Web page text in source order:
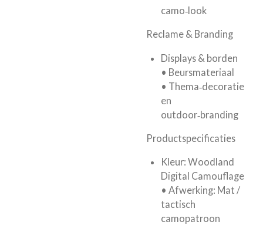
camo‑look
Reclame & Branding
Displays & borden
• Beursmateriaal
• Thema‑decoratie
en
outdoor‑branding
Productspecificaties
Kleur: Woodland
Digital Camouflage
• Afwerking: Mat /
tactisch
camopatroon